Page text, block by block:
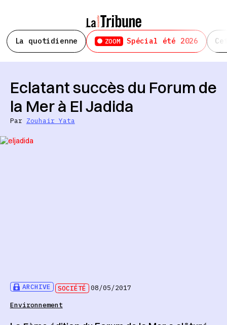
La quotidienne ZOOM Spécial été 2026
ARCHIVE SOCIÉTÉ 08/05/2017
Environnement
Eclatant succès du Forum de
la Mer à El Jadida
Par Zouhair Yata